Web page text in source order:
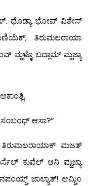
ಥೊಡ್ಯಾ ಭೋವ್ ವಿಶೇಸ್
ತಿರುಮಲರಾಯಾ
ಮ್ಹಳ್ಳೊ ಬದ್ಲಾಮ್ ಮ್ಹಜ್ಯಾ
ಆಸಾ?”
ತಿರುಮಲರಾಯಾಕ್ ಮಜತ್
ಕುವೆಲ್ ಆನಿ ಮ್ಹಜ್ಯಾ
ಜಾಲ್ಯಾತ್! ಆಮ್ಚಿಂ